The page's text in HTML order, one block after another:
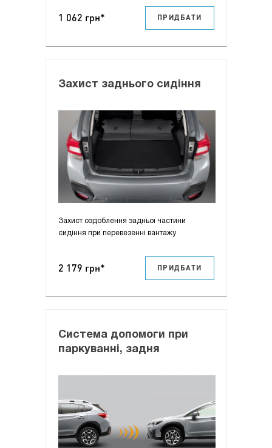
1 062 грн* ПРИДБАТИ
Захист заднього сидіння
Захист оздоблення задньої частини
сидіння при перевезенні вантажу
2 179 грн* ПРИДБАТИ
Система допомоги при
паркуванні, задня